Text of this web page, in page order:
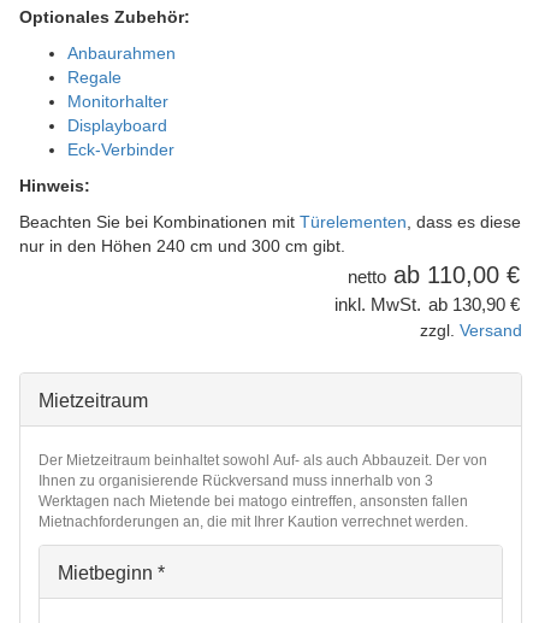
Optionales Zubehör:
Anbaurahmen
Regale
Monitorhalter
Displayboard
Eck-Verbinder
Hinweis:
Beachten Sie bei Kombinationen mit Türelementen , dass es diese
nur in den Höhen 240 cm und 300 cm gibt.
netto 110,00 €
inkl. MwSt. 130,90 €
zzgl. Versand
Mietzeitraum
Der Mietzeitraum beinhaltet sowohl Auf- als auch Abbauzeit. Der von
Ihnen zu organisierende Rückversand muss innerhalb von 3
Werktagen nach Mietende bei matogo eintreffen, ansonsten fallen
Mietnachforderungen an, die mit Ihrer Kaution verrechnet werden.
Mietbeginn *